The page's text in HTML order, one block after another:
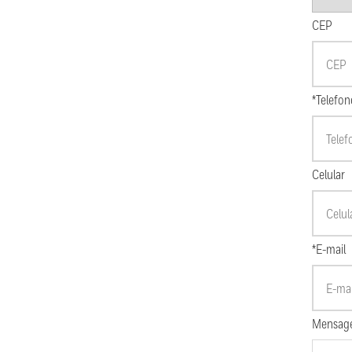
CEP
Celular
*E-mail